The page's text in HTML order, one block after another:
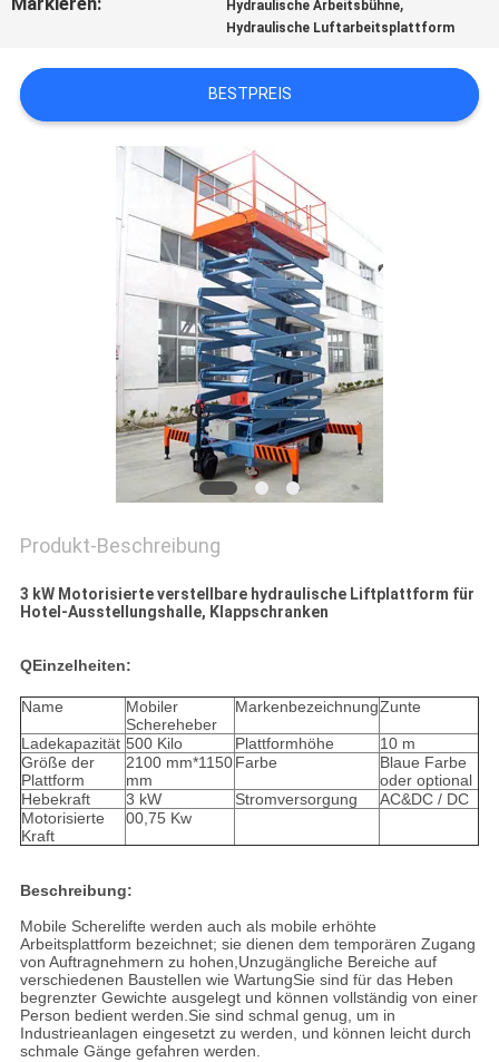
SITEMAP
DATENSCHUTZRICHTLINIE
Hydraulische Arbeitsbühne
Hydraulische Luftarbeitsplattform
BESTPREIS
Produkt-Beschreibung
3 kW Motorisierte verstellbare hydraulische Liftplattform für
Hotel-Ausstellungshalle, Klappschranken
QEinzelheiten:
Name
Mobiler
Schereheber
MarkenbezeichnungZunte
Ladekapazität 500 Kilo Plattformhöhe
10 m
Größe der
Plattform
2100 mm*1150
mm
Farbe
Blaue Farbe
oder optional
Hebekraft
3 kW Stromversorgung
AC&DC / DC
Motorisierte
Kraft
00,75 Kw
Beschreibung:
Mobile Scherelifte werden auch als mobile erhöhte
Arbeitsplattform bezeichnet; sie dienen dem temporären Zugang
von Auftragnehmern zu hohen,Unzugängliche Bereiche auf
verschiedenen Baustellen wie WartungSie sind für das Heben
begrenzter Gewichte ausgelegt und können vollständig von einer
Person bedient werden.Sie sind schmal genug, um in
Industrieanlagen eingesetzt zu werden, und können leicht durch
schmale Gänge gefahren werden.